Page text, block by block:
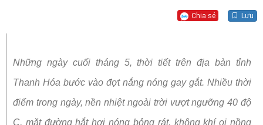
Chia sẻ Lưu
Những ngày cuối tháng 5, thời tiết trên địa bàn tỉnh
Thanh Hóa bước vào đợt nắng nóng gay gắt. Nhiều thời
điểm trong ngày, nền nhiệt ngoài trời vượt ngưỡng 40 độ
C, mặt đường hắt hơi nóng bỏng rát, không khí oi nồng